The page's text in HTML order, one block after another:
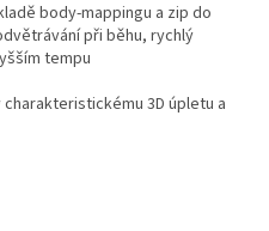
body-mappingu a zip do
při běhu, rychlý
tempu
3D úpletu a